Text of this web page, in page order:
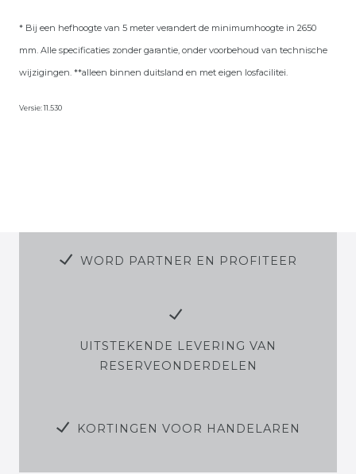
* Bij een hefhoogte van 5 meter verandert de minimumhoogte in 2650
mm. Alle specificaties zonder garantie, onder voorbehoud van technische
wijzigingen. **alleen binnen duitsland en met eigen losfacilitei.
Versie: 11.530
WORD PARTNER EN PROFITEER
UITSTEKENDE LEVERING VAN
RESERVEONDERDELEN
KORTINGEN VOOR HANDELAREN